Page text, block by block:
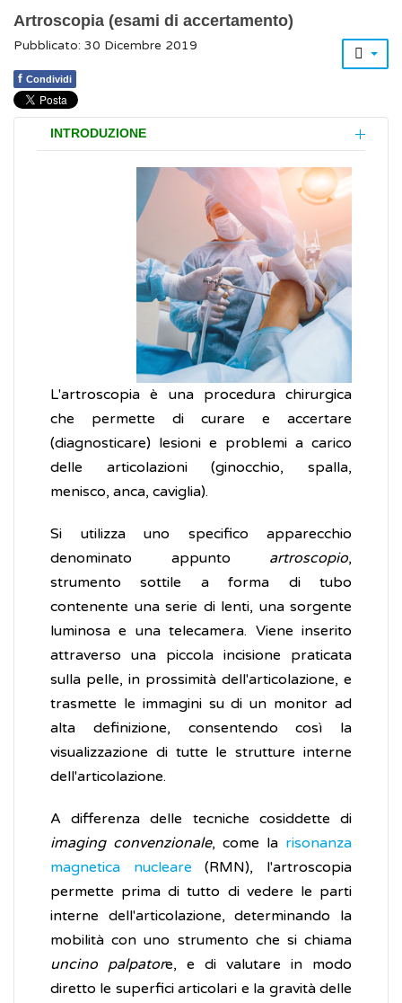
Artroscopia (esami di accertamento)
Pubblicato: 30 Dicembre 2019
f Condividi
INTRODUZIONE
L'artroscopia è una procedura chirurgica
che permette di curare e accertare
(diagnosticare) lesioni e problemi a carico
delle articolazioni (ginocchio, spalla,
menisco, anca, caviglia).
Si utilizza uno specifico apparecchio
denominato appunto artroscopio,
strumento sottile a forma di tubo
contenente una serie di lenti, una sorgente
luminosa e una telecamera. Viene inserito
attraverso una piccola incisione praticata
sulla pelle, in prossimità dell'articolazione, e
trasmette le immagini su di un monitor ad
alta definizione, consentendo così la
visualizzazione di tutte le strutture interne
dell'articolazione.
A differenza delle tecniche cosiddette di
imaging convenzionale, come la risonanza
magnetica nucleare (RMN), l'artroscopia
permette prima di tutto di vedere le parti
interne dell'articolazione, determinando la
mobilità con uno strumento che si chiama
uncino palpatore, e di valutare in modo
diretto le superfici articolari e la gravità delle